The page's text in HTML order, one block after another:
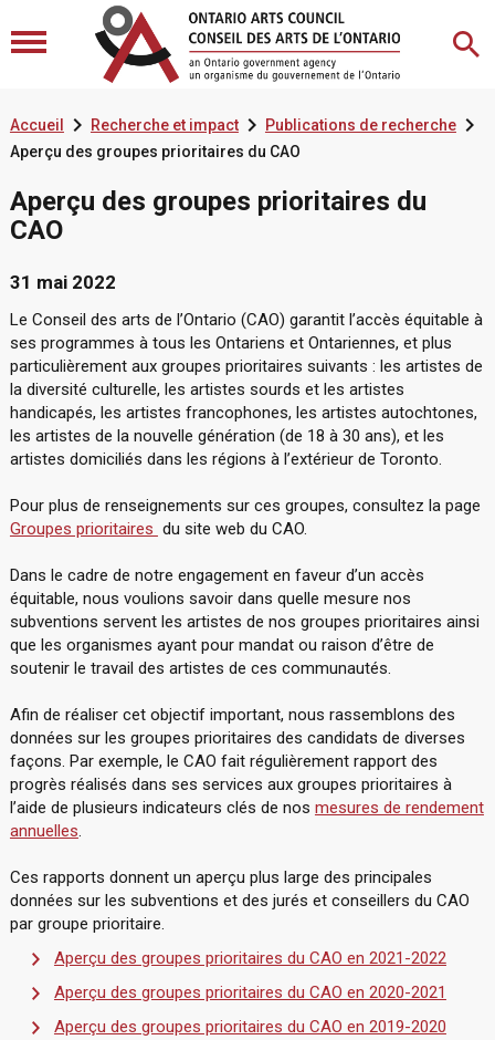
Accueil  Recherche et impact Publications de recherche
Aperçu des groupes prioritaires du CAO
Aperçu des groupes prioritaires du
CAO
31 mai 2022
Le Conseil des arts de l’Ontario (CAO) garantit l’accès équitable à
ses programmes à tous les Ontariens et Ontariennes, et plus
particulièrement aux groupes prioritaires suivants : les artistes de
la diversité culturelle, les artistes sourds et les artistes
handicapés, les artistes francophones, les artistes autochtones,
les artistes de la nouvelle génération (de 18 à 30 ans), et les
artistes domiciliés dans les régions à l’extérieur de Toronto.
Pour plus de renseignements sur ces groupes, consultez la page
Groupes prioritaires du site web du CAO.
Dans le cadre de notre engagement en faveur d’un accès
équitable, nous voulions savoir dans quelle mesure nos
subventions servent les artistes de nos groupes prioritaires ainsi
que les organismes ayant pour mandat ou raison d’être de
soutenir le travail des artistes de ces communautés.
Afin de réaliser cet objectif important, nous rassemblons des
données sur les groupes prioritaires des candidats de diverses
façons. Par exemple, le CAO fait régulièrement rapport des
progrès réalisés dans ses services aux groupes prioritaires à
l’aide de plusieurs indicateurs clés de nos mesures de rendement
annuelles.
Ces rapports donnent un aperçu plus large des principales
données sur les subventions et des jurés et conseillers du CAO
par groupe prioritaire.
Aperçu des groupes prioritaires du CAO en 2021-2022
Aperçu des groupes prioritaires du CAO en 2020-2021
Aperçu des groupes prioritaires du CAO en 2019-2020